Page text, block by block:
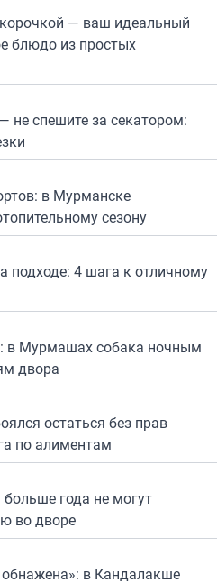
— ваш идеальный
блюдо из простых
не спешите за секатором:
в Мурманске
сезону
подходе: 4 шага к отличному
в Мурмашах собака ночным
двора
остаться без прав
по алиментам
года не могут
во дворе
в Кандалакше